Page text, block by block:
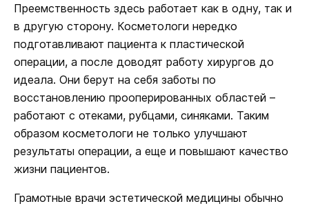
Преемственность здесь работает как в одну, так и
в другую сторону. Косметологи нередко
подготавливают пациента к пластической
операции, а после доводят работу хирургов до
идеала. Они берут на себя заботы по
восстановлению прооперированных областей –
работают с отеками, рубцами, синяками. Таким
образом косметологи не только улучшают
результаты операции, а еще и повышают качество
жизни пациентов.
Грамотные врачи эстетической медицины обычно